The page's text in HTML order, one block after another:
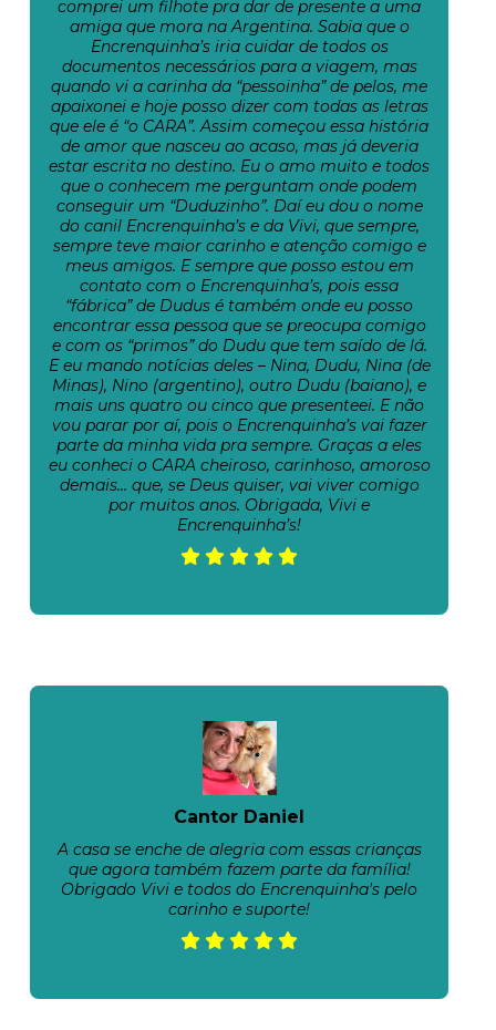
comprei um filhote pra dar de presente a uma
amiga que mora na Argentina. Sabia que o
Encrenquinha’s iria cuidar de todos os
documentos necessários para a viagem, mas
quando vi a carinha da “pessoinha” de pelos, me
apaixonei e hoje posso dizer com todas as letras
que ele é “o CARA”. Assim começou essa história
de amor que nasceu ao acaso, mas já deveria
estar escrita no destino. Eu o amo muito e todos
que o conhecem me perguntam onde podem
conseguir um “Duduzinho”. Daí eu dou o nome
do canil Encrenquinha’s e da Vivi, que sempre,
sempre teve maior carinho e atenção comigo e
meus amigos. E sempre que posso estou em
contato com o Encrenquinha’s, pois essa
“fábrica” de Dudus é também onde eu posso
encontrar essa pessoa que se preocupa comigo
e com os “primos” do Dudu que tem saído de lá.
E eu mando notícias deles – Nina, Dudu, Nina (de
Minas), Nino (argentino), outro Dudu (baiano), e
mais uns quatro ou cinco que presenteei. E não
vou parar por aí, pois o Encrenquinha’s vai fazer
parte da minha vida pra sempre. Graças a eles
eu conheci o CARA cheiroso, carinhoso, amoroso
demais… que, se Deus quiser, vai viver comigo
por muitos anos. Obrigada, Vivi e
Encrenquinha’s!
Cantor Daniel
A casa se enche de alegria com essas crianças
que agora também fazem parte da família!
Obrigado Vivi e todos do Encrenquinha's pelo
carinho e suporte!